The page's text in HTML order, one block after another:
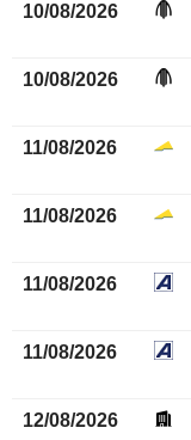
10/08/2026
10/08/2026
11/08/2026
11/08/2026
11/08/2026
11/08/2026
12/08/2026